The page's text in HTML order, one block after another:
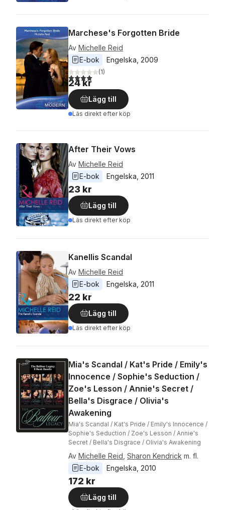
Marchese's Forgotten Bride
Av Michelle Reid
E-bok
Engelska 2009
4,0utav 5 stjärnor. Totalt antal röster:
(1)
24 kr
Lägg till
Läs direkt efter köp
After Their Vows
Av Michelle Reid
E-bok
Engelska 2011
23 kr
Lägg till
Läs direkt efter köp
Kanellis Scandal
Av Michelle Reid
E-bok
Engelska 2011
22 kr
Lägg till
Läs direkt efter köp
Mia's Scandal / Kat's Pride / Emily's
Innocence / Sophie's Seduction /
Zoe's Lesson / Annie's Secret /
Bella's Disgrace / Olivia's
Awakening
Mia's Scandal / Kat's Pride / Emily's Innocence /
Sophie's Seduction / Zoe's Lesson / Annie's
Secret / Bella's Disgrace / Olivia's Awakening
Av Michelle Reid Sharon Kendrick m. fl.
E-bok
Engelska 2010
172 kr
Lägg till